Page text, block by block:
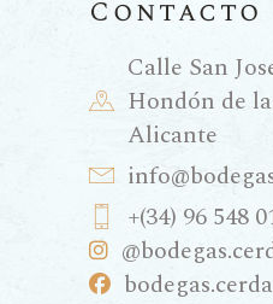
Contacto
Calle San
Hondón de
Alicante
+(34) 96 548